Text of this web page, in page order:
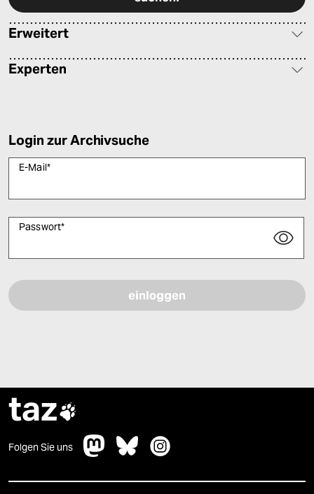
Erweitert
Experten
Login zur Archivsuche
E-Mail*
Passwort*
taz
Folgen Sie uns